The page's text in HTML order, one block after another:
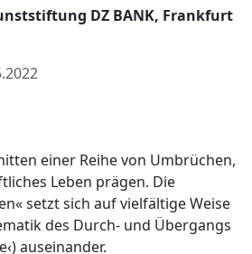
DZ BANK, Frankfurt
einer Reihe von Umbrüchen,
Leben prägen. Die
setzt sich auf vielfältige Weise
des Durch- und Übergangs
auseinander.